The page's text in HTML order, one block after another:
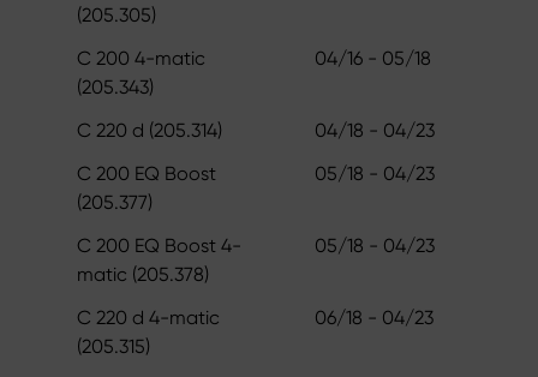
(205.305)
C 200 4-matic
(205.343)
04/16 - 05/18
C 220 d (205.314)
04/18 - 04/23
C 200 EQ Boost
(205.377)
05/18 - 04/23
C 200 EQ Boost 4-
matic (205.378)
05/18 - 04/23
C 220 d 4-matic
(205.315)
06/18 - 04/23